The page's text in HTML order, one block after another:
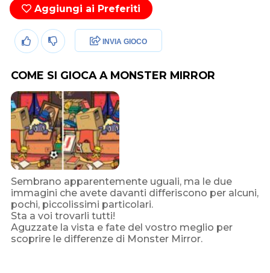
Aggiungi ai Preferiti
INVIA GIOCO
COME SI GIOCA A MONSTER MIRROR
Sembrano apparentemente uguali, ma le due
immagini che avete davanti differiscono per alcuni,
pochi, piccolissimi particolari.
Sta a voi trovarli tutti!
Aguzzate la vista e fate del vostro meglio per
scoprire le differenze di Monster Mirror.